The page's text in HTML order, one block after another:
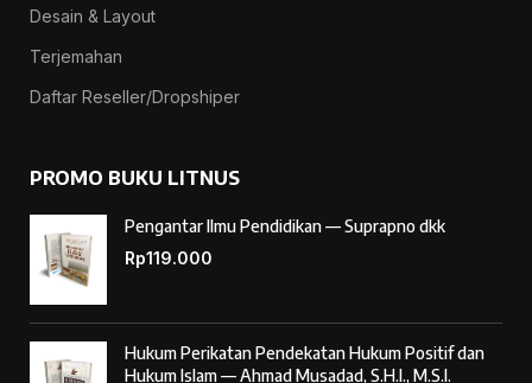
Desain & Layout
Terjemahan
Daftar Reseller/Dropshiper
PROMO BUKU LITNUS
Pengantar Ilmu Pendidikan — Suprapno dkk
Rp119.000
Hukum Perikatan Pendekatan Hukum Positif dan
Hukum Islam — Ahmad Musadad, S.H.I., M.S.I.